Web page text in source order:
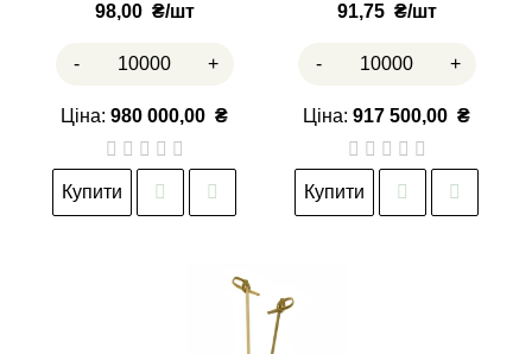
98,00 ₴
- +
Ціна: 980 000,00 ₴
Купити
91,75 ₴
- +
Ціна: 917 500,00 ₴
Купити